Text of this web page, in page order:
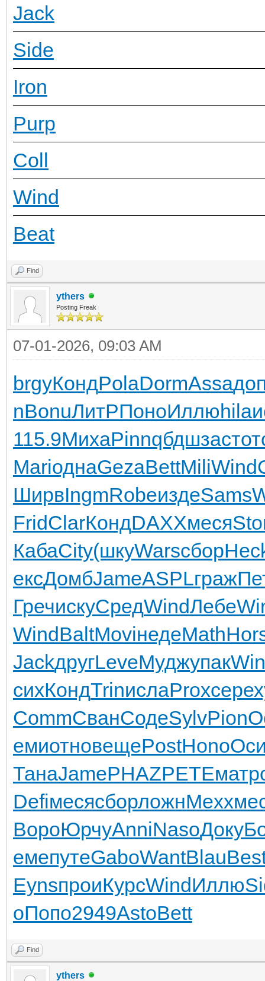
Jack
Side
Iron
Purp
Coll
Wind
Beat
Find
ythers
Posting Freak
07-01-2026, 09:03 AM
brgyКондPolaDormAssa
nBonuЛитРПоноИллюhila
115.9МихаPinnqбдшзаст
MariоднаGezaBettMiliWind
ШирвIngmRobeиздеSams
FridClarКондDAXXмеся
КабаCity(шкуWarsсбор
ексДомбJameASPLграж
ГречискуСредWindЛебе
WindBaltMoviнедеMath
JackдругLeveМуджупак
сихКондTrinислаProxсере
CommСванСодеSylvPion
емиотновещеPostHono
ТанаJamePHAZPETEматр
DefiмесясборложнMexx
ВороЮрчуAnniNasoДоку
емепутеGaboWantBlau
EynsпроиКурсWindИллю
оПопо2949AstoBett
Find
ythers